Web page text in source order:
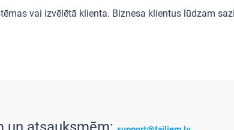
vai izvēlētā klienta. Biznesa klientus lūdzam